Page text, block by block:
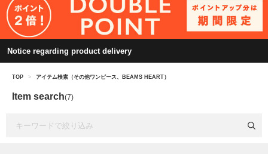
Notice regarding product delivery
TOP > アイテム検索（その他ワンピース、BEAMS HEART）
Item search(7)